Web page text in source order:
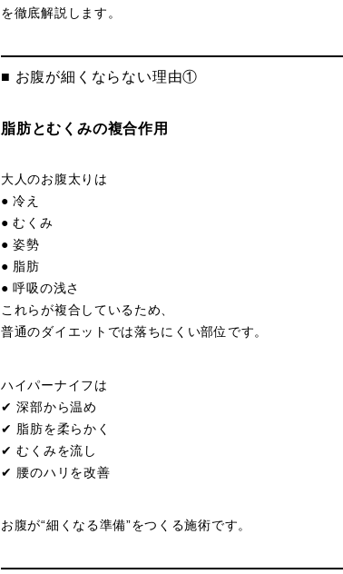
を徹底解説します。
■ お腹が細くならない理由①
脂肪とむくみの複合作用
大人のお腹太りは
● 冷え
● むくみ
● 姿勢
● 脂肪
● 呼吸の浅さ
これらが複合しているため、
普通のダイエットでは落ちにくい部位です。
ハイパーナイフは
✔ 深部から温め
✔ 脂肪を柔らかく
✔ むくみを流し
✔ 腰のハリを改善
お腹が“細くなる準備”をつくる施術です。